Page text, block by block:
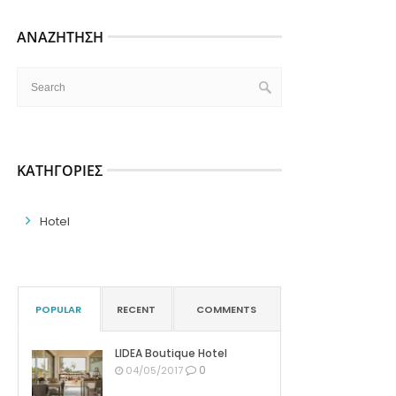
ΑΝΑΖΉΤΗΣΗ
ΚΑΤΗΓΟΡΊΕΣ
Hotel
POPULAR RECENT COMMENTS
LIDEA Boutique Hotel
04/05/2017 0